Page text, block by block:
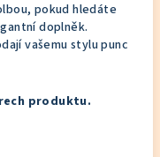
pokud hledáte
doplněk.
vašemu stylu punc
produktu.